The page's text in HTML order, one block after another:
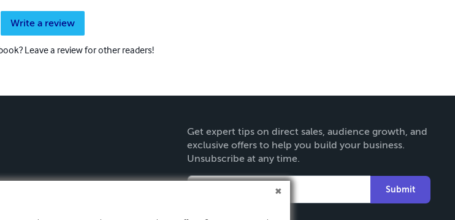
Write a review
Leave a review for other readers!
Get expert tips on direct sales, audience growth, and
exclusive offers to help you build your business.
Unsubscribe at any time.
Submit